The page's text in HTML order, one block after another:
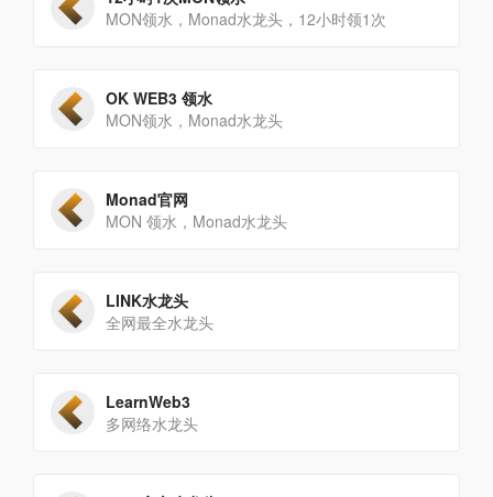
MON领水，Monad水龙头，12小时领1次
OK WEB3 领水
MON领水，Monad水龙头
Monad官网
MON 领水，Monad水龙头
LINK水龙头
全网最全水龙头
LearnWeb3
多网络水龙头